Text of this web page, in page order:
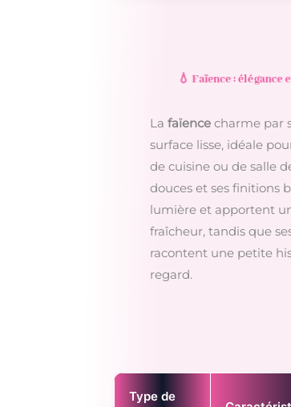
💧 Faïence :
La faïence charme par
surface lisse, idéale
de cuisine ou de salle
douces et ses finitions
lumière et apportent
fraîcheur, tandis que
racontent une petite
regard.
Type de